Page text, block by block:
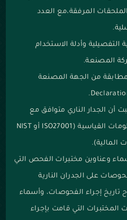
المرفقة،مع العدد
التفصيلية وأدلة الاستخدام
المصنعة.
من الجهة المصنعة
أن الجدار الناري متوافق مع
معايير أمن المعلومات القياسية (ISO27001 أو NIST
وعناوين مختبرات الفحص التي
على الجدران النارية
تاريخ إجراء الفحوصات، وأسماء
المختبرات التي قامت بإجراء